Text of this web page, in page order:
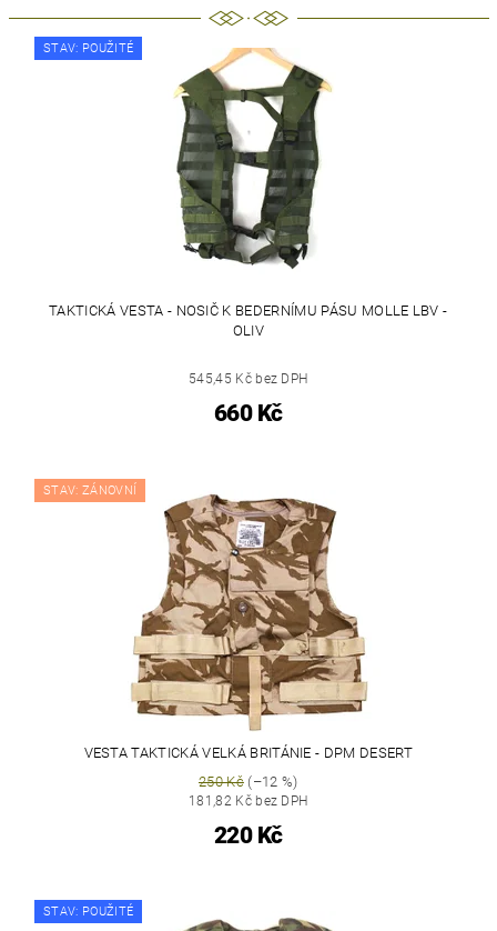
STAV: POUŽITÉ
TAKTICKÁ VESTA - NOSIČ K BEDERNÍMU PÁSU MOLLE LBV -
OLIV
545,45 Kč bez DPH
660 Kč
STAV: ZÁNOVNÍ
VESTA TAKTICKÁ VELKÁ BRITÁNIE - DPM DESERT
250 Kč(–12 %)
181,82 Kč bez DPH
220 Kč
STAV: POUŽITÉ